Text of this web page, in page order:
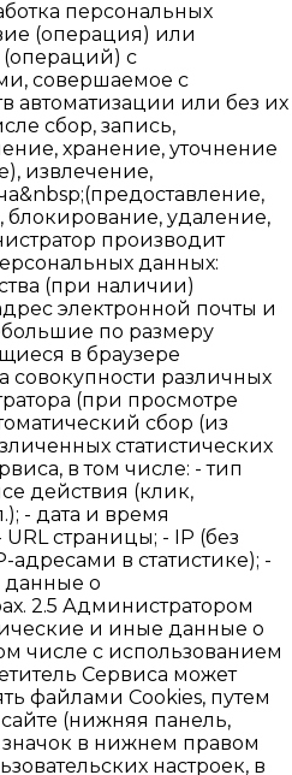
персональных
(операция) или
(операций) с
совершаемое с
автоматизации или без их
сбор, запись,
хранение, уточнение
извлечение,
блокирование, удаление,
производит
данных:
(при наличии)
электронной почты и
по размеру
в браузере
совокупности различных
(при просмотре
сбор (из
статистических
в том числе: - тип
действия (клик,
- дата и время
страницы; - IP (без
адресами в статистике); -
данные о
2.5 Администратором
и иные данные о
числе с использованием
Сервиса может
файлами Cookies, путем
(нижняя панель,
в нижнем правом
настроек, в